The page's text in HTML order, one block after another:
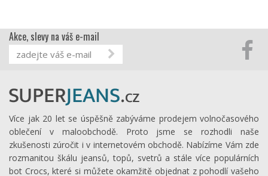
Akce, slevy na váš e-mail
Více jak 20 let se úspěšně zabýváme prodejem volnočasového
oblečení v maloobchodě. Proto jsme se rozhodli naše
zkušenosti zúročit i v internetovém obchodě. Nabízíme Vám zde
rozmanitou škálu jeansů, topů, svetrů a stále více populárních
bot Crocs, které si můžete okamžitě objednat z pohodlí vašeho